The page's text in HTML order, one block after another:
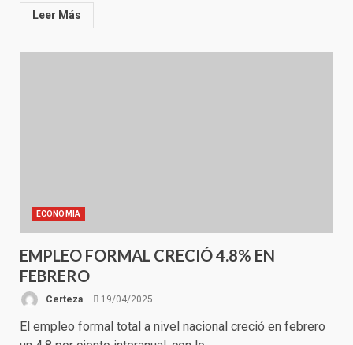
Leer Más
ECONOMIA
EMPLEO FORMAL CRECIÓ 4.8% EN
FEBRERO
Certeza 19/04/2025
El empleo formal total a nivel nacional creció en febrero